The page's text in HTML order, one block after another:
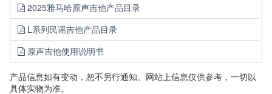
2025雅马哈原声吉他产品目录
L系列民谣吉他产品目录
原声吉他使用说明书
产品信息如有变动，恕不另行通知。网站上信息仅供参考，一切以
具体实物为准。